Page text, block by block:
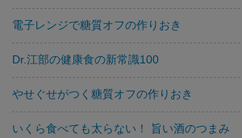
電子レンジで糖質オフの作りおき
Dr.江部の健康食の新常識100
やせぐせがつく糖質オフの作りおき
いくら食べても太らない！ 旨い酒のつまみ